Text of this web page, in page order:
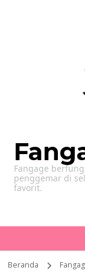
Fangage
penggemar di
favorit.
Beranda